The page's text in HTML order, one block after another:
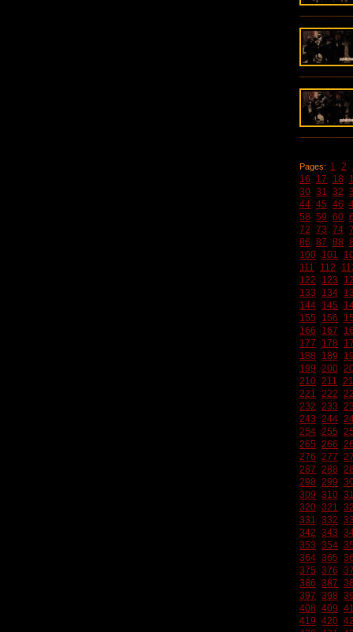
Pages: 1 2
16
17 18
30 31 32
44 45 46
58 59 60
72 73 74
86 87 88
100 101
111
112
122
123
133
134
144 145
155
156
166
167
177
178
188
189
199 200
210 211
221 222
232 233
243 244
254 255
265 266
276 277
287 288
298 299
309 310
320 321
331 332
342 343
353 354
364 365
375 376
386 387
397 398
408 409
419 420